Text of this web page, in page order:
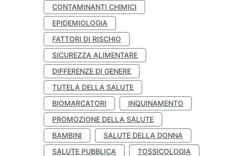
CONTAMINANTI CHIMICI
EPIDEMIOLOGIA
FATTORI DI RISCHIO
SICUREZZA ALIMENTARE
DIFFERENZE DI GENERE
TUTELA DELLA SALUTE
BIOMARCATORI
INQUINAMENTO
PROMOZIONE DELLA SALUTE
BAMBINI
SALUTE DELLA DONNA
SALUTE PUBBLICA
TOSSICOLOGIA